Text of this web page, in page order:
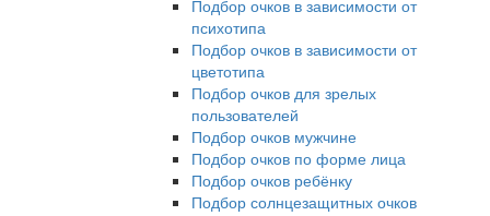
Подбор очков в зависимости от
психотипа
Подбор очков в зависимости от
цветотипа
Подбор очков для зрелых
пользователей
Подбор очков мужчине
Подбор очков по форме лица
Подбор очков ребёнку
Подбор солнцезащитных очков